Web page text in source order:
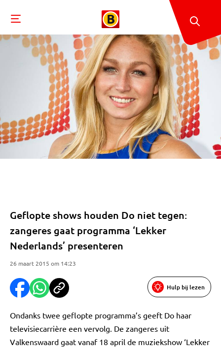
Geflopte shows houden Do niet tegen:
zangeres gaat programma ‘Lekker
Nederlands’ presenteren
26 maart 2015 om 14:23
Hulp bij lezen
Ondanks twee geflopte programma’s geeft Do haar
televisiecarrière een vervolg. De zangeres uit
Valkenswaard gaat vanaf 18 april de muziekshow ‘Lekker